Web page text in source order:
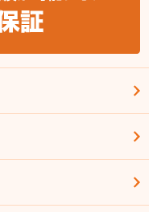
陽/
陽 津山センター/
/
/